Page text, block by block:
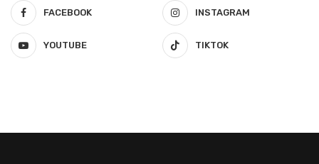
FACEBOOK INSTAGRAM
YOUTUBE TIKTOK